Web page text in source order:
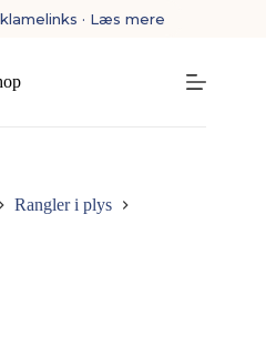
· Læs mere
Rangler i plys